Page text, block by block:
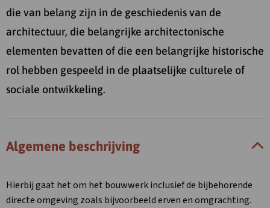
die van belang zijn in de geschiedenis van de
architectuur, die belangrijke architectonische
elementen bevatten of die een belangrijke historische
rol hebben gespeeld in de plaatselijke culturele of
sociale ontwikkeling.
Algemene beschrijving
Hierbij gaat het om het bouwwerk inclusief de bijbehorende
directe omgeving zoals bijvoorbeeld erven en omgrachting.